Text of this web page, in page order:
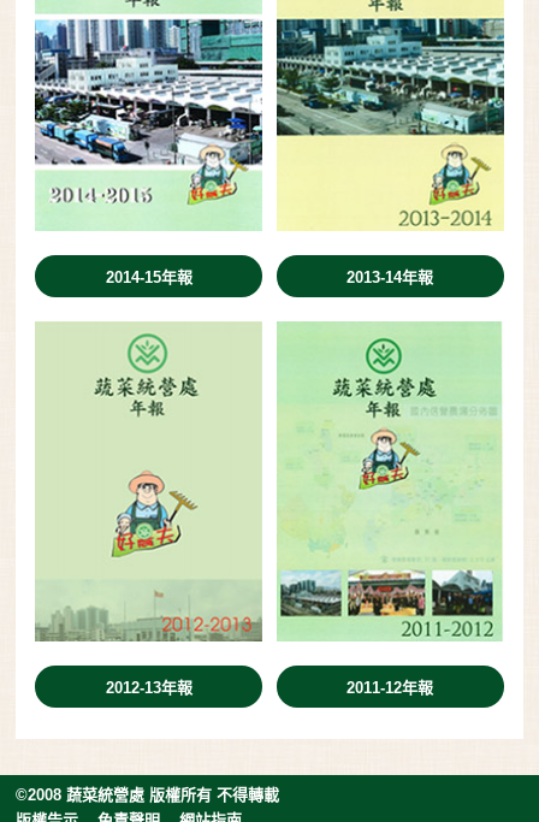
2014-15年報 2013-14年報
2012-13年報 2011-12年報
©2008 蔬菜統營處 版權所有 不得轉載